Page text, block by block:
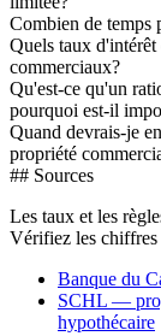
Combien de temps
Quels taux d'intérêt
commerciaux?
Qu'est-ce qu'un
pourquoi est-il
Quand devrais-je
propriété
## Sources
Les taux et les
Vérifiez les chiffres
Banque du
SCHL —
hypothécaire